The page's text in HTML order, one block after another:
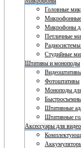
Головные
Микрофоны
Петличные
Студийные
Штативы и моноподы
Фотоштативы
Моноподы
Штативные
Штативные
Аксессуары для